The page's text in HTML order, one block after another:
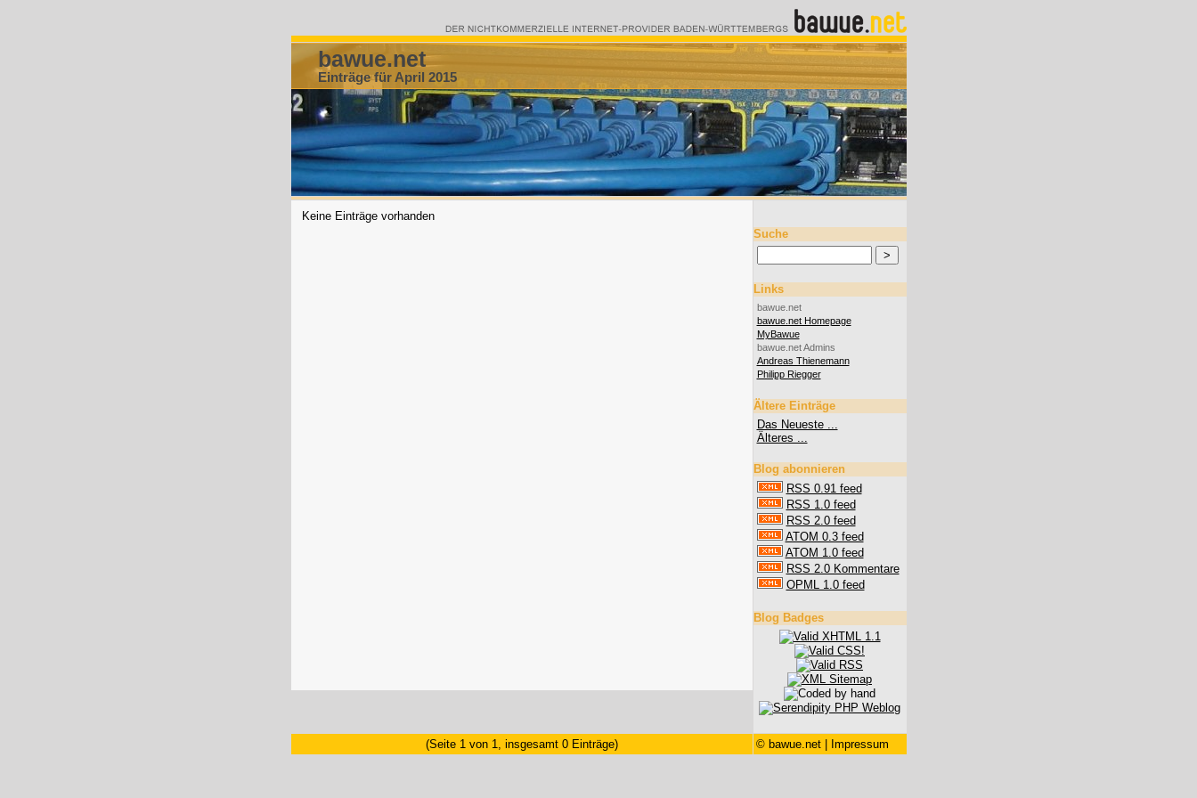
bawue.net
Einträge für April 2015
Keine Einträge vorhanden
Suche
Links
bawue.net
bawue.net Homepage
MyBawue
bawue.net Admins
Andreas Thienemann
Philipp Riegger
Ältere Einträge
Das Neueste ...
Älteres ...
Blog abonnieren
RSS 0.91 feed
RSS 1.0 feed
RSS 2.0 feed
ATOM 0.3 feed
ATOM 1.0 feed
RSS 2.0 Kommentare
OPML 1.0 feed
Blog Badges
(Seite 1 von 1, insgesamt 0 Einträge) © bawue.net| Impressum